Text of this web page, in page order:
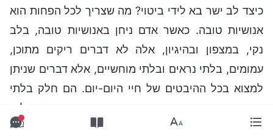
כיצד לב ישר בא לידי ביטוי? מה שצריך לכל הפחות הוא
אנושיות טובה. כאשר אדם ניחן באנושיות טובה, בלב
נקי, במצפון ובהיגיון, אלה לא דברים ריקים מתוכן,
עמומים, בלתי נראים ובלתי מוחשיים, אלא דברים שניתן
למצוא בכל ההיבטים של חיי היום-יום. הם חלק בלתי
נפרד מהמציאות. נניח שאדם מסוים הוא נהדר ומושלם:
האם אפשר לראות זאת? אי אפשר לראות, לגעת, או